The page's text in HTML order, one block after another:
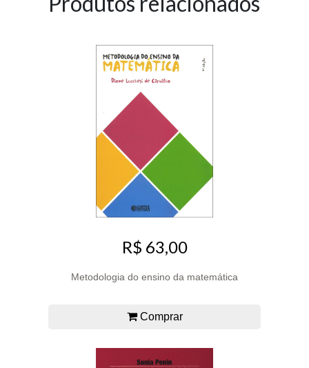
R$ 63,00
Metodologia do ensino da matemática
Comprar